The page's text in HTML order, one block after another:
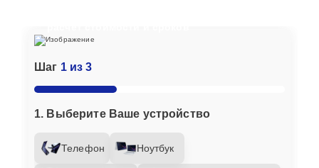
Шаг 1 из 3
1. Выберите Ваше устройство
Телефон Ноутбук